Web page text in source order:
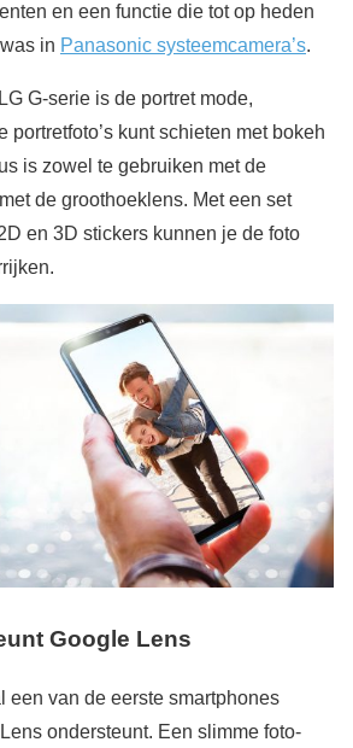
en een functie die tot op heden
in Panasonic systeemcamera’s.
G-serie is de portret mode,
portretfoto’s kunt schieten met bokeh
is zowel te gebruiken met de
de groothoeklens. Met een set
en 3D stickers kunnen je de foto
Google Lens
een van de eerste smartphones
ondersteunt. Een slimme foto-